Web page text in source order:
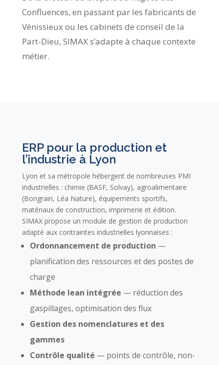
Confluences, en passant par les fabricants de
Vénissieux ou les cabinets de conseil de la
Part-Dieu, SIMAX s’adapte à chaque contexte
métier.
ERP pour la production et
l’industrie à Lyon
Lyon et sa métropole hébergent de nombreuses PMI
industrielles : chimie (BASF, Solvay), agroalimentaire
(Bongrain, Léa Nature), équipements sportifs,
matériaux de construction, imprimerie et édition.
SIMAX propose un module de gestion de production
adapté aux contraintes industrielles lyonnaises :
Ordonnancement de production —
planification des ressources et des postes de
charge
Méthode lean intégrée — réduction des
gaspillages, optimisation des flux
Gestion des nomenclatures et des
gammes
Contrôle qualité — points de contrôle, non-